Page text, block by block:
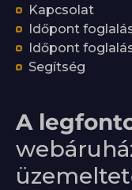
Kapcsolat
Időpont
Időpont
Segítség
A